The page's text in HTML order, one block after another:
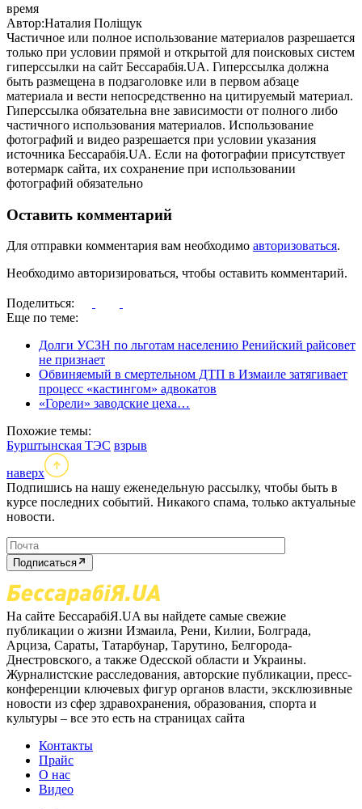
время
Автор:Наталия Поліщук
Частичное или полное использование материалов разрешается
только при условии прямой и открытой для поисковых систем
гиперссылки на сайт Бессарабія.UA. Гиперссылка должна
быть размещена в подзаголовке или в первом абзаце
материала и вести непосредственно на цитируемый материал.
Гиперссылка обязательна вне зависимости от полного либо
частичного использования материалов. Использование
фотографий и видео разрешается при условии указания
источника Бессарабія.UA. Если на фотографии присутствует
вотермарк сайта, их сохранение при использовании
фотографий обязательно
Оставить комментарий
Для отправки комментария вам необходимо авторизоваться.
Необходимо авторизироваться, чтобы оставить комментарий.
Поделиться:
Еще по теме:
Долги УСЗН по льготам населению Ренийский райсовет
не признает
Обвиняемый в смертельном ДТП в Измаиле затягивает
процесс «кастингом» адвокатов
«Горели» заводские цеха…
Похожие темы:
Бурштынская ТЭС взрыв
наверх
Подпишись на нашу еженедельную рассылку, чтобы быть в
курсе последних событий. Никакого спама, только актуальные
новости.
Подписаться
На сайте БессарабіЯ.UA вы найдете самые свежие
публикации о жизни Измаила, Рени, Килии, Болграда,
Арциза, Сараты, Татарбунар, Тарутино, Белгорода-
Днестровского, а также Одесской области и Украины.
Журналистские расследования, авторские публикации, пресс-
конференции ключевых фигур органов власти, эксклюзивные
новости из сфер здравохранения, образования, спорта и
культуры – все это есть на страницах сайта
Контакты
Прайс
О нас
Видео